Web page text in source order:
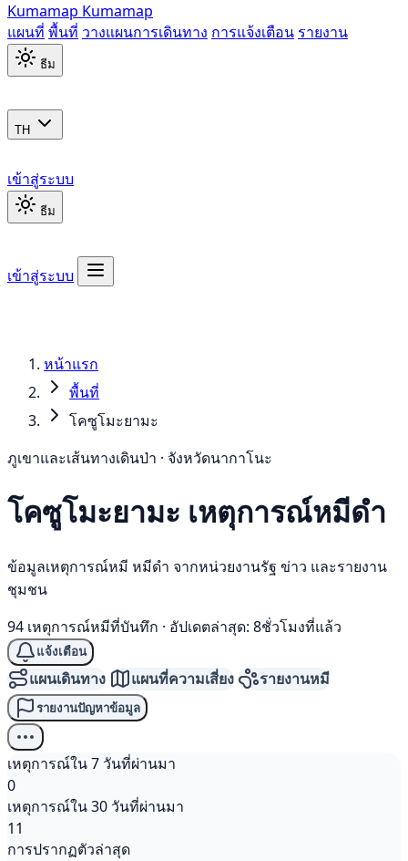
Kumamap Kumamap
แผนที่ พื้นที่ วางแผนการเดินทาง การแจ้งเตือน รายงาน
ธีม
TH
เข้าสู่ระบบ
ธีม
เข้าสู่ระบบ
หน้าแรก
พื้นที่
โคซูโมะยามะ
ภูเขาและเส้นทางเดินป่า · จังหวัดนากาโนะ
โคซูโมะยามะ เหตุการณ์หมีดำ
ข้อมูลเหตุการณ์หมี หมีดำ จากหน่วยงานรัฐ ข่าว และรายงาน
ชุมชน
94 เหตุการณ์หมีที่บันทึก · อัปเดตล่าสุด: 8ชั่วโมงที่แล้ว
แจ้งเตือน
แผนเดินทาง แผนที่ความเสี่ยง รายงานหมี
รายงานปัญหาข้อมูล
เหตุการณ์ใน 7 วันที่ผ่านมา
0
เหตุการณ์ใน 30 วันที่ผ่านมา
11
การปรากฏตัวล่าสุด